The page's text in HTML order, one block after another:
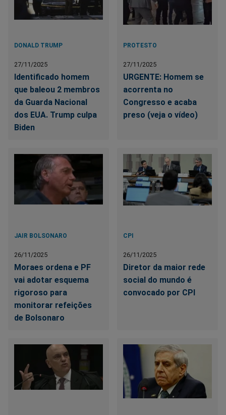
DONALD TRUMP
27/11/2025
Identificado homem
que baleou 2 membros
da Guarda Nacional
dos EUA. Trump culpa
Biden
PROTESTO
27/11/2025
URGENTE: Homem se
acorrenta no
Congresso e acaba
preso (veja o vídeo)
JAIR BOLSONARO
26/11/2025
Moraes ordena e PF
vai adotar esquema
rigoroso para
monitorar refeições
de Bolsonaro
CPI
26/11/2025
Diretor da maior rede
social do mundo é
convocado por CPI